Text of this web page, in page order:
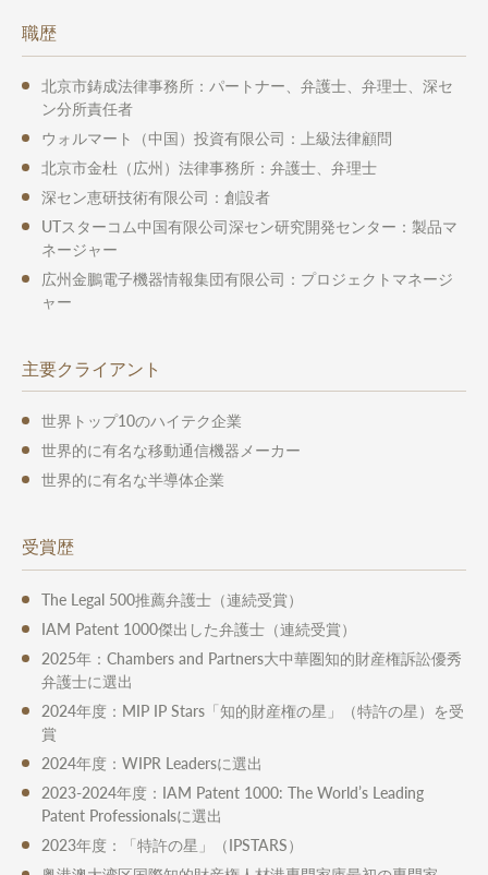
職歴
北京市鋳成法律事務所：パートナー、弁護士、弁理士、深セ
ン分所責任者
ウォルマート（中国）投資有限公司：上級法律顧問
北京市金杜（広州）法律事務所：弁護士、弁理士
深セン恵研技術有限公司：創設者
UTスターコム中国有限公司深セン研究開発センター：製品マ
ネージャー
広州金鵬電子機器情報集団有限公司：プロジェクトマネージ
ャー
主要クライアント
世界トップ10のハイテク企業
世界的に有名な移動通信機器メーカー
世界的に有名な半導体企業
受賞歴
The Legal 500推薦弁護士（連続受賞）
IAM Patent 1000傑出した弁護士（連続受賞）
2025年：Chambers and Partners大中華圏知的財産権訴訟優秀
弁護士に選出
2024年度：MIP IP Stars「知的財産権の星」（特許の星）を受
賞
2024年度：WIPR Leadersに選出
2023-2024年度：IAM Patent 1000: The World’s Leading
Patent Professionalsに選出
2023年度：「特許の星」（IPSTARS）